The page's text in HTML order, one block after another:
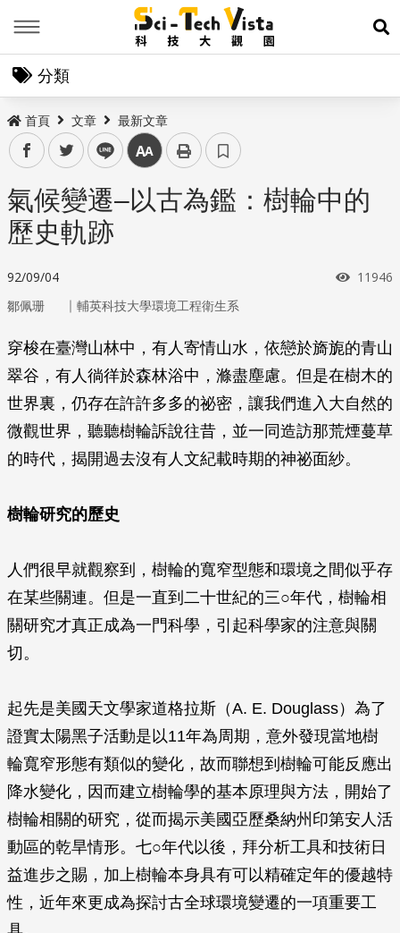
展
分類
首頁 文章 最新文章
facebooktwitter line 中
氣候變遷–以古為鑑：樹輪中的
歷史軌跡
92/09/04 瀏覽次
11946
鄒佩珊 ｜ 輔英科技大學環境工程衛生系
穿梭在臺灣山林中，有人寄情山水，依戀於旖旎的青山
翠谷，有人徜徉於森林浴中，滌盡塵慮。但是在樹木的
世界裏，仍存在許許多多的祕密，讓我們進入大自然的
微觀世界，聽聽樹輪訴說往昔，並一同造訪那荒煙蔓草
的時代，揭開過去沒有人文紀載時期的神祕面紗。
樹輪研究的歷史
人們很早就觀察到，樹輪的寬窄型態和環境之間似乎存
在某些關連。但是一直到二十世紀的三○年代，樹輪相
關研究才真正成為一門科學，引起科學家的注意與關
切。
起先是美國天文學家道格拉斯（A. E. Douglass）為了
證實太陽黑子活動是以11年為周期，意外發現當地樹
輪寬窄形態有類似的變化，故而聯想到樹輪可能反應出
降水變化，因而建立樹輪學的基本原理與方法，開始了
樹輪相關的研究，從而揭示美國亞歷桑納州印第安人活
動區的乾旱情形。七○年代以後，拜分析工具和技術日
益進步之賜，加上樹輪本身具有可以精確定年的優越特
性，近年來更成為探討古全球環境變遷的一項重要工